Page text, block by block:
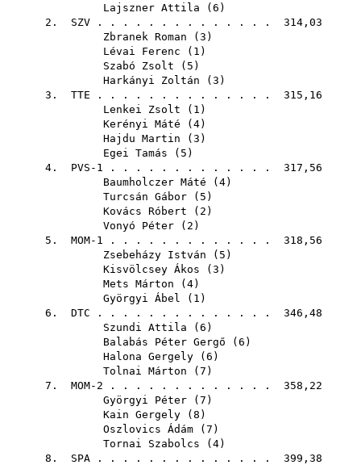
Lajszner Attila ( 6 )
2. SZV . . . . . . . . . . . . . . 314,03
Zbranek Roman ( 3 )
Lévai Ferenc ( 1 )
Szabó Zsolt ( 5 )
Harkányi Zoltán ( 3 )
3. TTE . . . . . . . . . . . . . . 315,16
Lenkei Zsolt ( 1 )
Kerényi Máté ( 4)
Hajdu Martin ( 3 )
Egei Tamás ( 5 )
4. PVS-1 . . . . . . . . . . . . . 317,56
Baumholczer Máté ( 4)
Turcsán Gábor ( 5 )
Kovács Róbert ( 2 )
Vonyó Péter ( 2 )
5. MOM-1 . . . . . . . . . . . . . 318,56
Zsebeházy István ( 5 )
Kisvölcsey Ákos ( 3 )
Mets Márton ( 4)
Györgyi Ábel ( 1 )
6. DTC . . . . . . . . . . . . . . 346,48
Szundi Attila ( 6 )
Balabás Péter Gergő ( 6 )
Halona Gergely ( 6 )
Tolnai Márton ( 7 )
7. MOM-2 . . . . . . . . . . . . . 358,22
Györgyi Péter ( 7 )
Kain Gergely ( 8 )
Oszlovics Ádám ( 7 )
Tornai Szabolcs ( 4)
8. SPA . . . . . . . . . . . . . . 399,38